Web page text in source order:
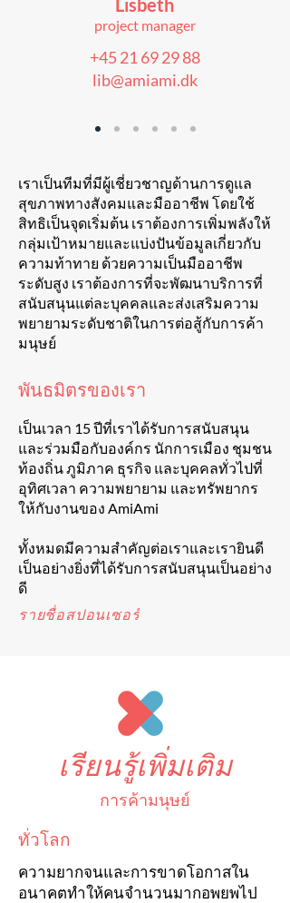
Lisbeth
project manager
+45 21 69 29 88
lib@amiami.dk
เราเป็นทีมที่มีผู้เชี่ยวชาญด้านการดูแล
สุขภาพทางสังคมและมืออาชีพ โดยใช้
สิทธิเป็นจุดเริ่มต้น เราต้องการเพิ่มพลังให้
กลุ่มเป้าหมายและแบ่งปันข้อมูลเกี่ยวกับ
ความท้าทาย ด้วยความเป็นมืออาชีพ
ระดับสูง เราต้องการที่จะพัฒนาบริการที่
สนับสนุนแต่ละบุคคลและส่งเสริมความ
พยายามระดับชาติในการต่อสู้กับการค้า
มนุษย์
พันธมิตรของเรา
เป็นเวลา 15 ปีที่เราได้รับการสนับสนุน
และร่วมมือกับองค์กร นักการเมือง ชุมชน
ท้องถิ่น ภูมิภาค ธุรกิจ และบุคคลทั่วไปที่
อุทิศเวลา ความพยายาม และทรัพยากร
ให้กับงานของ AmiAmi
ทั้งหมดมีความสำคัญต่อเราและเรายินดี
เป็นอย่างยิ่งที่ได้รับการสนับสนุนเป็นอย่าง
ดี
รายชื่อสปอนเซอร์
เรียนรู้เพิ่มเติม
การค้ามนุษย์
ทั่วโลก
ความยากจนและการขาดโอกาสใน
อนาคตทำให้คนจำนวนมากอพยพไป